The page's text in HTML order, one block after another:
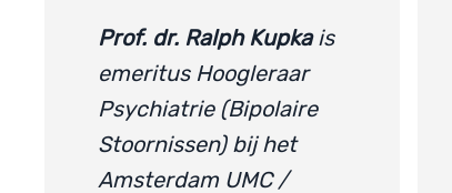
Prof. dr. Ralph Kupkais
emeritus Hoogleraar
Psychiatrie (Bipolaire
Stoornissen) bij het
Amsterdam UMC /